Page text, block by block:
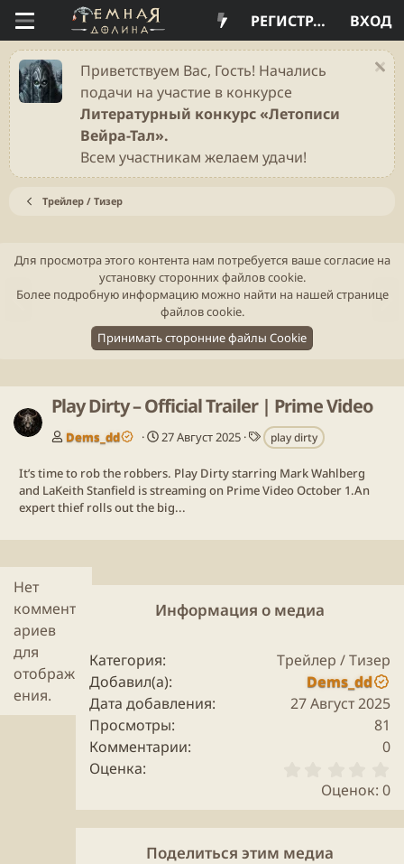
ВХОД
РЕГИСТРАЦИЯ
Приветствуем Вас, Гость! Начались
подачи на участие в конкурсе
Литературный конкурс «Летописи
Вейра-Тал».
Всем участникам желаем удачи!
Трейлер / Тизер
Для просмотра этого контента нам потребуется ваше согласие на
установку сторонних файлов cookie.
Более подробную информацию можно найти на нашей странице
файлов cookie.
Принимать сторонние файлы Cookie
Play Dirty – Official Trailer | Prime Video
Dems_dd 27 Август 2025
Т
е
г
и
play dirty
It’s time to rob the robbers. Play Dirty starring Mark Wahlberg
and LaKeith Stanfield is streaming on Prime Video October 1.An
expert thief rolls out the big...
Нет
коммент
ариев
для
отображ
ения.
Информация о медиа
Категория
Трейлер / Тизер
Добавил(а)
Dems_dd
Дата добавления
27 Август 2025
Просмотры
81
Комментарии
0
Оценка
.
0
0
з
Оценок: 0
Поделиться этим медиа